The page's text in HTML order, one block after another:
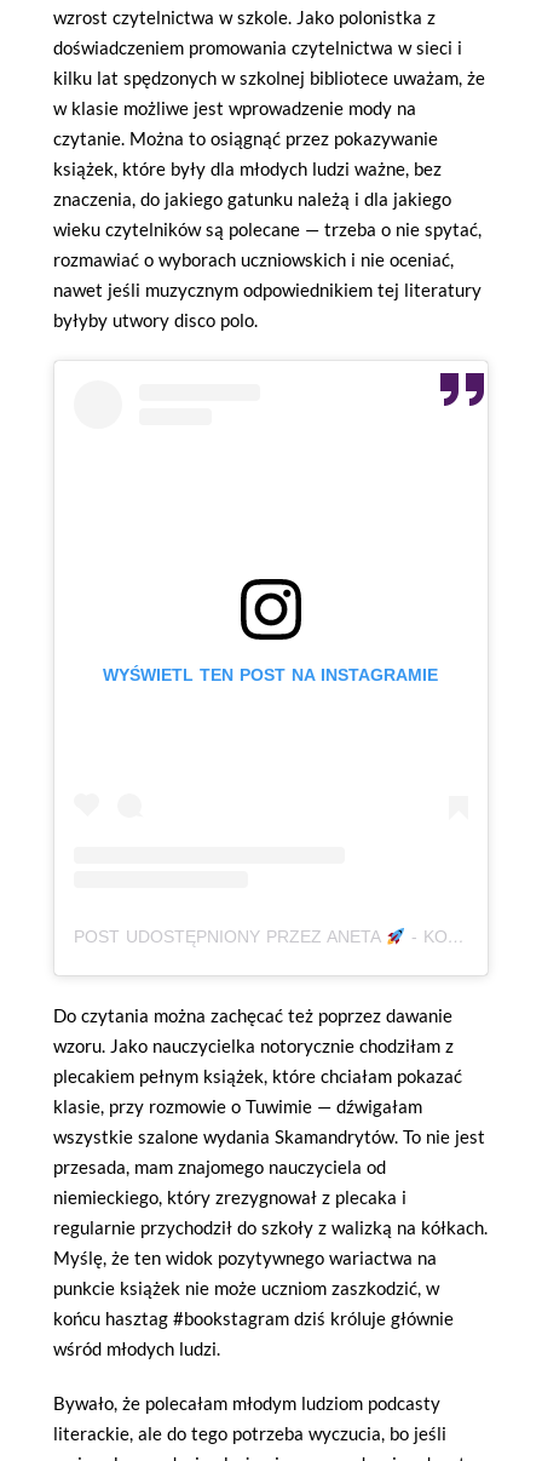
wzrost czytelnictwa w szkole. Jako polonistka z
doświadczeniem promowania czytelnictwa w sieci i
kilku lat spędzonych w szkolnej bibliotece uważam, że
w klasie możliwe jest wprowadzenie mody na
czytanie. Można to osiągnąć przez pokazywanie
książek, które były dla młodych ludzi ważne, bez
znaczenia, do jakiego gatunku należą i dla jakiego
wieku czytelników są polecane — trzeba o nie spytać,
rozmawiać o wyborach uczniowskich i nie oceniać,
nawet jeśli muzycznym odpowiednikiem tej literatury
byłyby utwory disco polo.
WYŚWIETL TEN POST NA INSTAGRAMIE
POST UDOSTĘPNIONY PRZEZ ANETA - KOREPETYCJE, JĘZYK POLSKI | AUTYZM, ADHD | KSIĄŻKI (@BABAODPOLSKIEGO)
Do czytania można zachęcać też poprzez dawanie
wzoru. Jako nauczycielka notorycznie chodziłam z
plecakiem pełnym książek, które chciałam pokazać
klasie, przy rozmowie o Tuwimie — dźwigałam
wszystkie szalone wydania Skamandrytów. To nie jest
przesada, mam znajomego nauczyciela od
niemieckiego, który zrezygnował z plecaka i
regularnie przychodził do szkoły z walizką na kółkach.
Myślę, że ten widok pozytywnego wariactwa na
punkcie książek nie może uczniom zaszkodzić, w
końcu hasztag #bookstagram dziś króluje głównie
wśród młodych ludzi.
Bywało, że polecałam młodym ludziom podcasty
literackie, ale do tego potrzeba wyczucia, bo jeśli